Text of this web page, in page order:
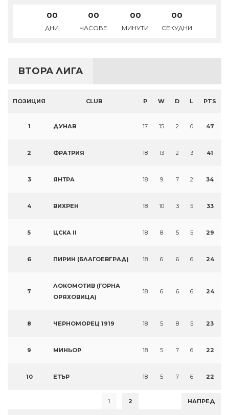
00
ДНИ
00
ЧАСОВЕ
00
МИНУТИ
00
СЕКУДНИ
ВТОРА ЛИГА
ПОЗИЦИЯ CLUB P W D L PTS
1 ДУНАВ 17 15 2 0 47
2 ФРАТРИЯ 18 13 2 3 41
3 ЯНТРА 18 9 7 2 34
4 ВИХРЕН 18 10 3 5 33
5 ЦСКА II 18 8 5 5 29
6 ПИРИН (БЛАГОЕВГРАД) 18 6 6 6 24
7
ЛОКОМОТИВ (ГОРНА
ОРЯХОВИЦА)
18 6 6 6 24
8 ЧЕРНОМОРЕЦ 1919 18 5 8 5 23
9 МИНЬОР 18 5 7 6 22
10 ЕТЪР 18 5 7 6 22
1 2 НАПРЕД